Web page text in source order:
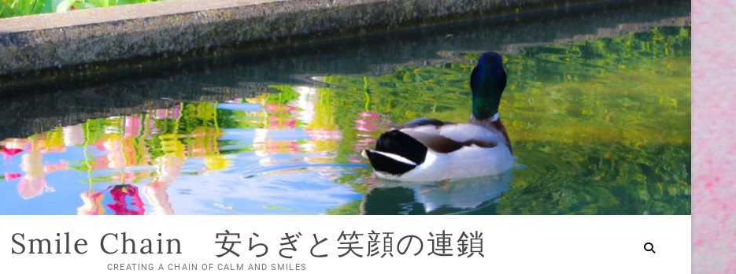
Smile Chain 安らぎと笑顔の連鎖
CREATING A CHAIN OF CALM AND SMILES